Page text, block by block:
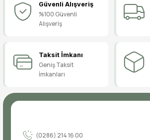
Yorum Yaz
Güvenli Alışveriş
%100 Güvenli
Alışveriş
Taksit İmkanı
Geniş Taksit
İmkanları
(0286) 214 16 00